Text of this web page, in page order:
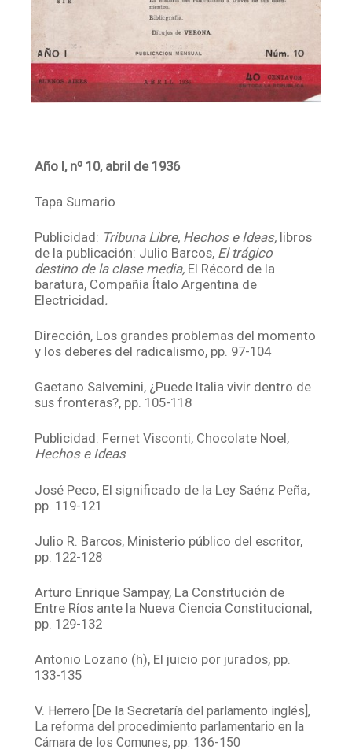
Año I, nº 10, abril de 1936
Tapa Sumario
Publicidad: Tribuna Libre, Hechos e Ideas, libros
de la publicación: Julio Barcos, El trágico
destino de la clase media, El Récord de la
baratura, Compañía Ítalo Argentina de
Electricidad.
Dirección, Los grandes problemas del momento
y los deberes del radicalismo, pp. 97-104
Gaetano Salvemini, ¿Puede Italia vivir dentro de
sus fronteras?, pp. 105-118
Publicidad: Fernet Visconti, Chocolate Noel,
Hechos e Ideas
José Peco, El significado de la Ley Saénz Peña,
pp. 119-121
Julio R. Barcos, Ministerio público del escritor,
pp. 122-128
Arturo Enrique Sampay, La Constitución de
Entre Ríos ante la Nueva Ciencia Constitucional,
pp. 129-132
Antonio Lozano (h), El juicio por jurados, pp.
133-135
V. Herrero [De la Secretaría del parlamento inglés],
La reforma del procedimiento parlamentario en la
Cámara de los Comunes, pp. 136-150